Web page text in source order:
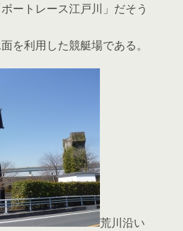
ートレース江戸川」だそう
を利用した競艇場である。
荒川沿い